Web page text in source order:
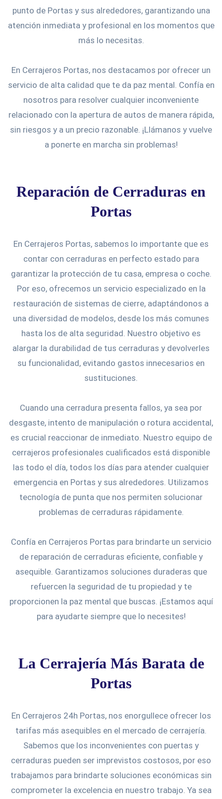
punto de Portas y sus alrededores, garantizando una
atención inmediata y profesional en los momentos que
más lo necesitas.
En Cerrajeros Portas, nos destacamos por ofrecer un
servicio de alta calidad que te da paz mental. Confía en
nosotros para resolver cualquier inconveniente
relacionado con la apertura de autos de manera rápida,
sin riesgos y a un precio razonable. ¡Llámanos y vuelve
a ponerte en marcha sin problemas!
Reparación de Cerraduras en
Portas
En Cerrajeros Portas, sabemos lo importante que es
contar con cerraduras en perfecto estado para
garantizar la protección de tu casa, empresa o coche.
Por eso, ofrecemos un servicio especializado en la
restauración de sistemas de cierre, adaptándonos a
una diversidad de modelos, desde los más comunes
hasta los de alta seguridad. Nuestro objetivo es
alargar la durabilidad de tus cerraduras y devolverles
su funcionalidad, evitando gastos innecesarios en
sustituciones.
Cuando una cerradura presenta fallos, ya sea por
desgaste, intento de manipulación o rotura accidental,
es crucial reaccionar de inmediato. Nuestro equipo de
cerrajeros profesionales cualificados está disponible
las todo el día, todos los días para atender cualquier
emergencia en Portas y sus alrededores. Utilizamos
tecnología de punta que nos permiten solucionar
problemas de cerraduras rápidamente.
Confía en Cerrajeros Portas para brindarte un servicio
de reparación de cerraduras eficiente, confiable y
asequible. Garantizamos soluciones duraderas que
refuercen la seguridad de tu propiedad y te
proporcionen la paz mental que buscas. ¡Estamos aquí
para ayudarte siempre que lo necesites!
La Cerrajería Más Barata de
Portas
En Cerrajeros 24h Portas, nos enorgullece ofrecer los
tarifas más asequibles en el mercado de cerrajería.
Sabemos que los inconvenientes con puertas y
cerraduras pueden ser imprevistos costosos, por eso
trabajamos para brindarte soluciones económicas sin
comprometer la excelencia en nuestro trabajo. Ya sea